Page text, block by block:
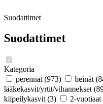
Suodattimet
Suodattimet
Kategoria
perennat (973) heinät
lääkekasvit/yrtit/vihannekset
kiipeilykasvit (3) 2-vuotiaat